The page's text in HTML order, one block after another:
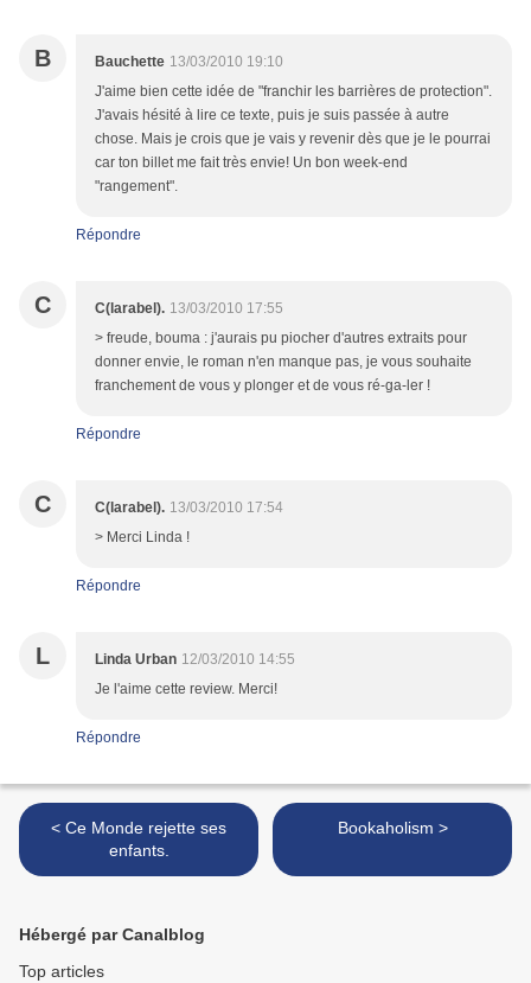
B Bauchette 13/03/2010 19:10
J'aime bien cette idée de "franchir les barrières de protection".
J'avais hésité à lire ce texte, puis je suis passée à autre
chose. Mais je crois que je vais y revenir dès que je le pourrai
car ton billet me fait très envie! Un bon week-end
"rangement".
Répondre
C C(larabel). 13/03/2010 17:55
> freude, bouma : j'aurais pu piocher d'autres extraits pour
donner envie, le roman n'en manque pas, je vous souhaite
franchement de vous y plonger et de vous ré-ga-ler !
Répondre
C C(larabel). 13/03/2010 17:54
> Merci Linda !
Répondre
L Linda Urban 12/03/2010 14:55
Je l'aime cette review. Merci!
Répondre
< Ce Monde rejette ses
enfants.
Bookaholism >
Hébergé par Canalblog
Top articles